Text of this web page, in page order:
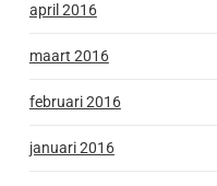
april 2016
maart 2016
februari 2016
januari 2016